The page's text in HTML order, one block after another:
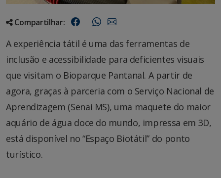
Compartilhar:
A experiência tátil é uma das ferramentas de
inclusão e acessibilidade para deficientes visuais
que visitam o Bioparque Pantanal. A partir de
agora, graças à parceria com o Serviço Nacional de
Aprendizagem (Senai MS), uma maquete do maior
aquário de água doce do mundo, impressa em 3D,
está disponível no “Espaço Biotátil” do ponto
turístico.